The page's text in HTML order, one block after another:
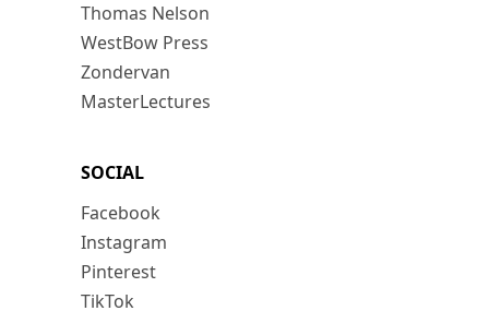
Thomas Nelson
WestBow Press
Zondervan
MasterLectures
SOCIAL
Facebook
Instagram
Pinterest
TikTok